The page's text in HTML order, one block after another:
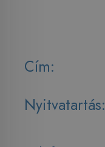
Cím:
Nyitvatartás: